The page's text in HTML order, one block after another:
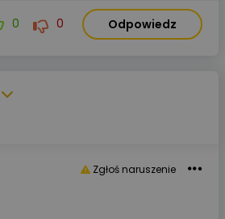
0 0 Odpowiedz
Zgłoś naruszenie